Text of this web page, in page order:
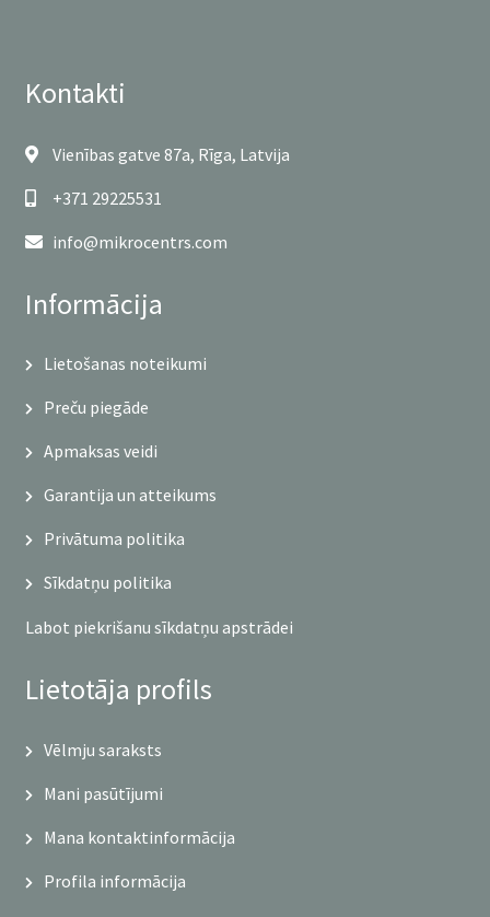
Kontakti
Vienības gatve 87a, Rīga, Latvija
+371 29225531
info@mikrocentrs.com
Informācija
Lietošanas noteikumi
Preču piegāde
Apmaksas veidi
Garantija un atteikums
Privātuma politika
Sīkdatņu politika
Labot piekrišanu sīkdatņu apstrādei
Lietotāja profils
Vēlmju saraksts
Mani pasūtījumi
Mana kontaktinformācija
Profila informācija